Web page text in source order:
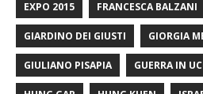
EXPO 2015 FRANCESCA BALZANI
GIARDINO DEI GIUSTI GIORGIA
GIULIANO PISAPIA GUERRA IN